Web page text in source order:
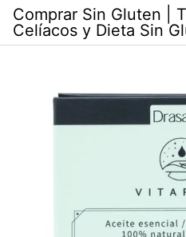
Skip
content
Comprar Sin Gluten |
Celíacos y Dieta Sin